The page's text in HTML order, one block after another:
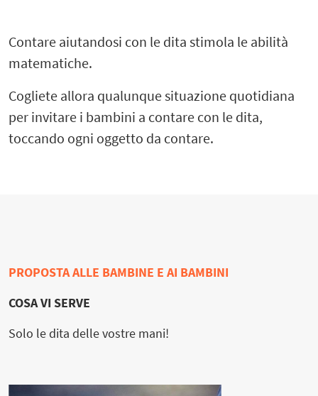
Contare aiutandosi con le dita stimola le abilità
matematiche.
Cogliete allora qualunque situazione quotidiana
per invitare i bambini a contare con le dita,
toccando ogni oggetto da contare.
PROPOSTA ALLE BAMBINE E AI BAMBINI
COSA VI SERVE
Solo le dita delle vostre mani!